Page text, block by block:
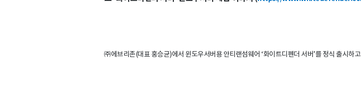
㈜에브리존(대표 홍승균)에서 윈도우서버용 안티랜섬웨어 ‘화이트디펜더 서버’를 정식 출시하